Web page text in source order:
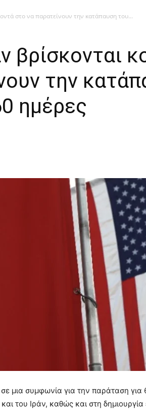
στο να παρατείνουν την κατάπαυση του...
βρίσκονται
την
ημέρες
μια συμφωνία για την παράταση για
του Ιράν, καθώς και στη δημιουργία